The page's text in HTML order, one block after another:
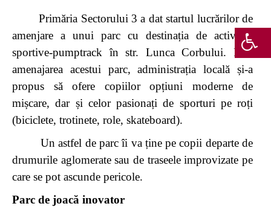
Primăria Sectorului 3 a dat startul lucrărilor de
amenjare a unui parc cu destinația de activități
sportive-pumptrack în str. Lunca Corbului. Prin
amenajarea acestui parc, administrația locală și-a
propus să ofere copiilor opțiuni moderne de
mișcare, dar și celor pasionați de sporturi pe roți
(biciclete, trotinete, role, skateboard).
Un astfel de parc îi va ține pe copii departe de
drumurile aglomerate sau de traseele improvizate pe
care se pot ascunde pericole.
Parc de joacă inovator